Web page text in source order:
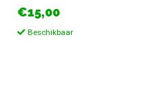
€15,00
Beschikbaar